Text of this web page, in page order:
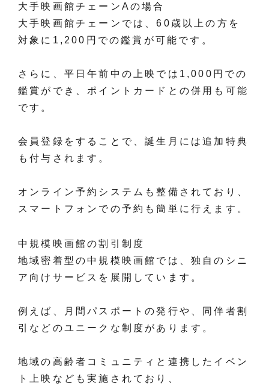
大手映画館チェーンAの場合
大手映画館チェーンでは、60歳以上の方を
対象に1,200円での鑑賞が可能です。
さらに、平日午前中の上映では1,000円での
鑑賞ができ、ポイントカードとの併用も可能
です。
会員登録をすることで、誕生月には追加特典
も付与されます。
オンライン予約システムも整備されており、
スマートフォンでの予約も簡単に行えます。
中規模映画館の割引制度
地域密着型の中規模映画館では、独自のシニ
ア向けサービスを展開しています。
例えば、月間パスポートの発行や、同伴者割
引などのユニークな制度があります。
地域の高齢者コミュニティと連携したイベン
ト上映なども実施されており、